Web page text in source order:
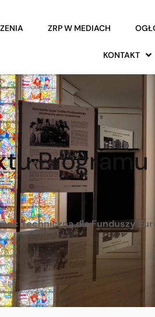
ZRP W MEDIACH
KONTAKT
Techniczna dla Funduszy